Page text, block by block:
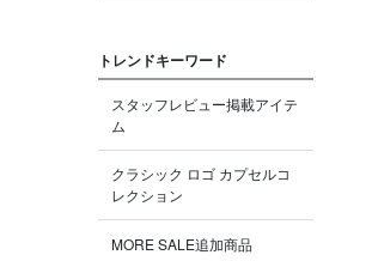
トレンドキーワード
スタッフレビュー掲載アイテ
ム
クラシック ロゴ カプセルコ
レクション
MORE SALE追加商品